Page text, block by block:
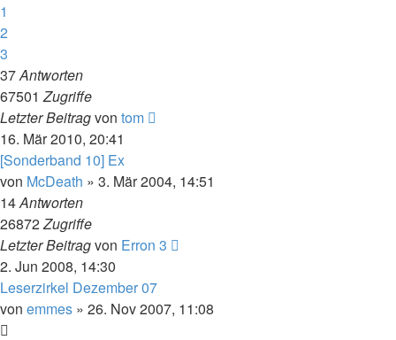
1
2
3
37Antworten
67501Zugriffe
Letzter Beitragvon tom
16. Mär 2010, 20:41
[Sonderband 10] Ex
von McDeath » 3. Mär 2004, 14:51
14Antworten
26872Zugriffe
Letzter Beitragvon Erron 3
2. Jun 2008, 14:30
Leserzirkel Dezember 07
von emmes » 26. Nov 2007, 11:08